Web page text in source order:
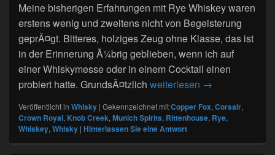
Meine bisherigen Erfahrungen mit Rye Whiskey waren
erstens wenig und zweitens nicht von Begeisterung
geprÃ¤gt. Bitteres, holziges Zeug ohne Klasse, das ist
in der Erinnerung Ã¼brig geblieben, wenn ich auf
einer Whiskymesse oder in einem Cocktail einen
probiert hatte. GrundsÃ¤tzlich weiterlesen 57.
→
Veröffentlicht in Whisky | Gekennzeichnet mitCopper Fox, Corsair,
Crown Royal, Knob Creek, Munich Spirits, Rittenhouse, Rye,
Whiskey, Whisky | Hinterlassen Sie eine Antwort